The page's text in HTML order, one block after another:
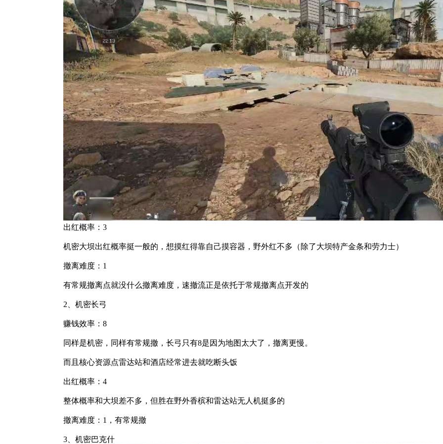
出红概率：3
机密大坝出红概率挺一般的，想摸红得靠自己摸容器，野外红不多（除了大坝特产金条和劳力士）
撤离难度：1
有常规撤离点就没什么撤离难度，速撤流正是依托于常规撤离点开发的
2、机密长弓
赚钱效率：8
同样是机密，同样有常规撤，长弓只有8是因为地图太大了，撤离更慢。
而且核心资源点雷达站和酒店经常进去就吃断头饭
出红概率：4
整体概率和大坝差不多，但胜在野外香槟和雷达站无人机挺多的
撤离难度：1，有常规撤
3、机密巴克什